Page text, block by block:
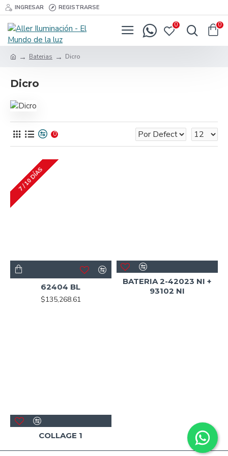
INGRESAR REGISTRARSE
0 0
Baterias Dicro
Dicro
0
7 / 10 DÍAS
62404 BL
$135,268.61
BATERIA 2-42023 NI +
93102 NI
COLLAGE 1